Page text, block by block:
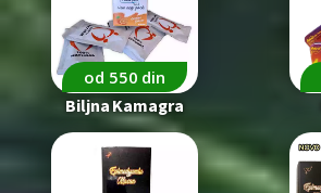
od 550 din
Biljna Kamagra